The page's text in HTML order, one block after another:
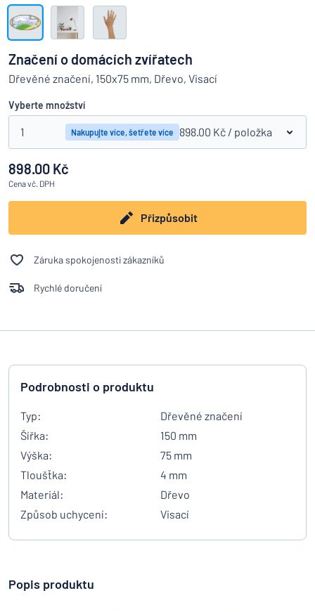
Nenacházíte, co hledáte? Začněte navrhovat
Zobrazit všechny kategorie
Vyžádat
nabídku
Přihlášení
Služby
zákazníkům
Jednotlivec / Podnik
Značení o domácích zvířatech
Dřevěné značení, 150x75 mm, Dřevo, Visací
Vyberte množství
1 Nakupujte více, šetřete více 898.00 Kč / položka
898.00 Kč
Cenavč. DPH
Přizpůsobit
Záruka spokojenosti zákazníků
Rychlé doručení
Podrobnosti o produktu
Typ:
Dřevěné značení
Šířka:
150 mm
Výška:
75 mm
Tloušťka:
4 mm
Materiál:
Dřevo
Způsob uchycení:
Visací
Popis produktu